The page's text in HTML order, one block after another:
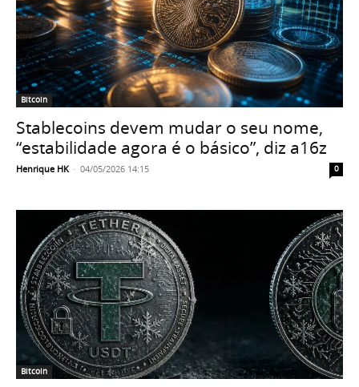
Bitcoin
Stablecoins devem mudar o seu nome,
“estabilidade agora é o básico”, diz a16z
Henrique HK - 04/05/2026 14:15 0
Bitcoin